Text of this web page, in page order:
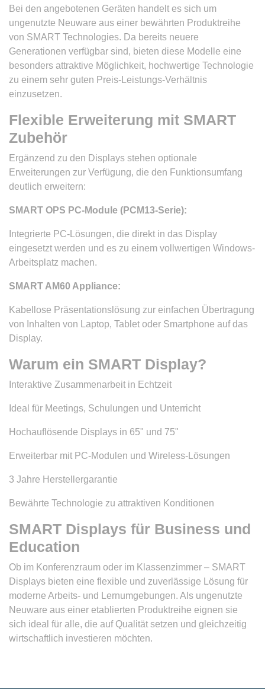
Bei den angebotenen Geräten handelt es sich um
ungenutzte Neuware aus einer bewährten Produktreihe
von SMART Technologies. Da bereits neuere
Generationen verfügbar sind, bieten diese Modelle eine
besonders attraktive Möglichkeit, hochwertige Technologie
zu einem sehr guten Preis-Leistungs-Verhältnis
einzusetzen.
Flexible Erweiterung mit SMART
Zubehör
Ergänzend zu den Displays stehen optionale
Erweiterungen zur Verfügung, die den Funktionsumfang
deutlich erweitern:
SMART OPS PC-Module (PCM13-Serie):
Integrierte PC-Lösungen, die direkt in das Display
eingesetzt werden und es zu einem vollwertigen Windows-
Arbeitsplatz machen.
SMART AM60 Appliance:
Kabellose Präsentationslösung zur einfachen Übertragung
von Inhalten von Laptop, Tablet oder Smartphone auf das
Display.
Warum ein SMART Display?
Interaktive Zusammenarbeit in Echtzeit
Ideal für Meetings, Schulungen und Unterricht
Hochauflösende Displays in 65" und 75"
Erweiterbar mit PC-Modulen und Wireless-Lösungen
3 Jahre Herstellergarantie
Bewährte Technologie zu attraktiven Konditionen
SMART Displays für Business und
Education
Ob im Konferenzraum oder im Klassenzimmer – SMART
Displays bieten eine flexible und zuverlässige Lösung für
moderne Arbeits- und Lernumgebungen. Als ungenutzte
Neuware aus einer etablierten Produktreihe eignen sie
sich ideal für alle, die auf Qualität setzen und gleichzeitig
wirtschaftlich investieren möchten.